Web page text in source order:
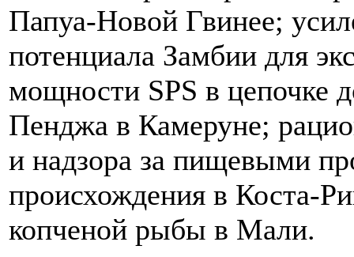
Папуа-Новой Гвинее;
потенциала Замбии для
мощности SPS в цепочке
Пенджа в Камеруне;
и надзора за пищевыми
происхождения в Коста-
копченой рыбы в Мали.